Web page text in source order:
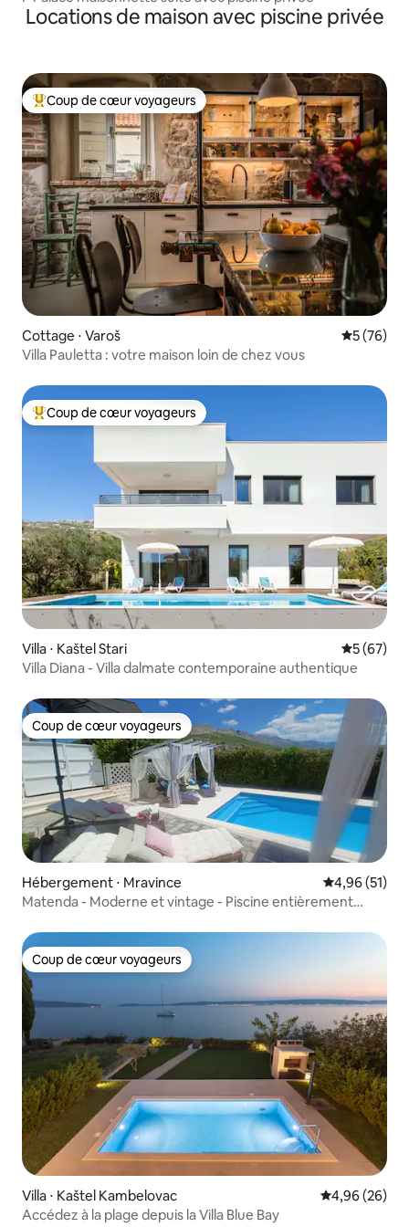
Locations de maison avec piscine privée
Coups de cœur voyageurs les plus appréciés
Coup de cœur voyageurs
Cottage ⋅ Varoš
5 (76)
Villa Pauletta : votre maison loin de chez vous
Coups de cœur voyageurs les plus appréciés
Coup de cœur voyageurs
Villa ⋅ Kaštel Stari
5 (67)
Villa Diana - Villa dalmate contemporaine authentique
Coup de cœur voyageurs
Coup de cœur voyageurs
Hébergement ⋅ Mravince Évaluation
4,96 (51)
Matenda - Moderne et vintage - Piscine entièrement
Coup de cœur voyageurs
Coup de cœur voyageurs
Villa ⋅ Kaštel Kambelovac Évaluation
4,96 (26)
Accédez à la plage depuis la Villa Blue Bay